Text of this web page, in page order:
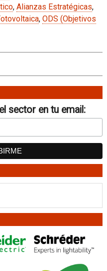
, Alianzas Estratégicas,
, ODS (Objetivos
sector en tu email: